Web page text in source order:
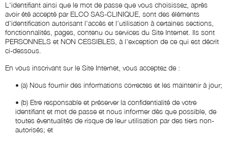
L‘identifiant ainsi que le mot de passe que vous choisissez, après
avoir été accepté par ELCO SAS-CLINIQUE, sont des éléments
d'identification autorisant l'accès et l'utilisation à certaines sections,
fonctionnalités, pages, contenu ou services du Site Internet. Ils sont
PERSONNELS et NON CESSIBLES, à l'exception de ce qui est décrit
ci-dessous.
En vous inscrivant sur le Site Internet, vous acceptez de :
• (a) Nous fournir des informations correctes et les maintenir à jour;
• (b) Etre responsable et préserver la confidentialité de votre
identifiant et mot de passe et nous informer dès que possible, de
toutes éventualités de risque de leur utilisation par des tiers non-
autorisés; et